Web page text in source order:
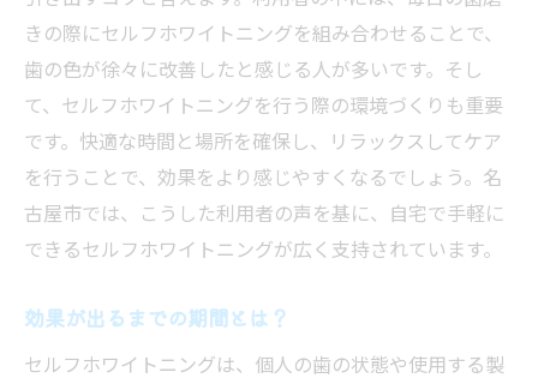
きの際にセルフホワイトニングを組み合わせることで、
歯の色が徐々に改善したと感じる人が多いです。そし
て、セルフホワイトニングを行う際の環境づくりも重要
です。快適な時間と場所を確保し、リラックスしてケア
を行うことで、効果をより感じやすくなるでしょう。名
古屋市では、こうした利用者の声を基に、自宅で手軽に
できるセルフホワイトニングが広く支持されています。
効果が出るまでの期間とは？
セルフホワイトニングは、個人の歯の状態や使用する製